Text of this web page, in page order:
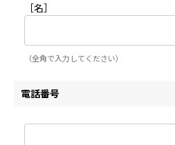
［名］
（全角で入力してください）
電話番号